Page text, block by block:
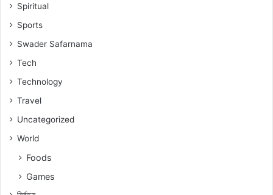
Spiritual
Sports
Swader Safarnama
Tech
Technology
Travel
Uncategorized
World
Foods
Games